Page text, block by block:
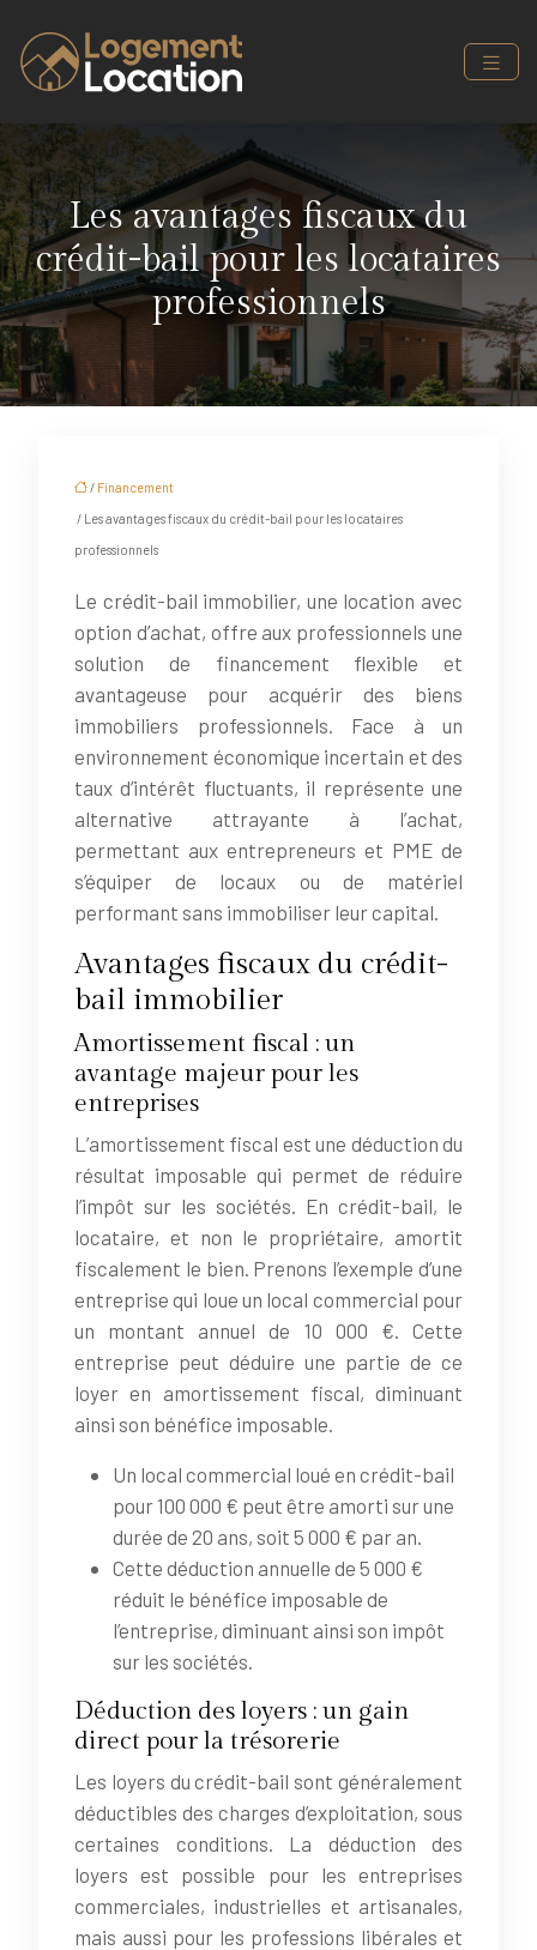
Les avantages fiscaux du
crédit-bail pour les locataires
professionnels
/ Financement
/ Les avantages fiscaux du crédit-bail pour les locataires
professionnels
Le crédit-bail immobilier, une location avec
option d’achat, offre aux professionnels une
solution de financement flexible et
avantageuse pour acquérir des biens
immobiliers professionnels. Face à un
environnement économique incertain et des
taux d’intérêt fluctuants, il représente une
alternative attrayante à l’achat,
permettant aux entrepreneurs et PME de
s’équiper de locaux ou de matériel
performant sans immobiliser leur capital.
Avantages fiscaux du crédit-
bail immobilier
Amortissement fiscal : un
avantage majeur pour les
entreprises
L’amortissement fiscal est une déduction du
résultat imposable qui permet de réduire
l’impôt sur les sociétés. En crédit-bail, le
locataire, et non le propriétaire, amortit
fiscalement le bien. Prenons l’exemple d’une
entreprise qui loue un local commercial pour
un montant annuel de 10 000 €. Cette
entreprise peut déduire une partie de ce
loyer en amortissement fiscal, diminuant
ainsi son bénéfice imposable.
Un local commercial loué en crédit-bail
pour 100 000 € peut être amorti sur une
durée de 20 ans, soit 5 000 € par an.
Cette déduction annuelle de 5 000 €
réduit le bénéfice imposable de
l’entreprise, diminuant ainsi son impôt
sur les sociétés.
Déduction des loyers : un gain
direct pour la trésorerie
Les loyers du crédit-bail sont généralement
déductibles des charges d’exploitation, sous
certaines conditions. La déduction des
loyers est possible pour les entreprises
commerciales, industrielles et artisanales,
mais aussi pour les professions libérales et